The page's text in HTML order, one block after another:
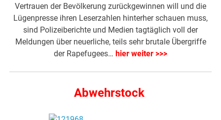
Vertrauen der Bevölkerung zurückgewinnen will und die
Lügenpresse ihren Leserzahlen hinterher schauen muss,
sind Polizeiberichte und Medien tagtäglich voll der
Meldungen über neuerliche, teils sehr brutale Übergriffe
der Rapefugees… hier weiter >>>
Abwehrstock